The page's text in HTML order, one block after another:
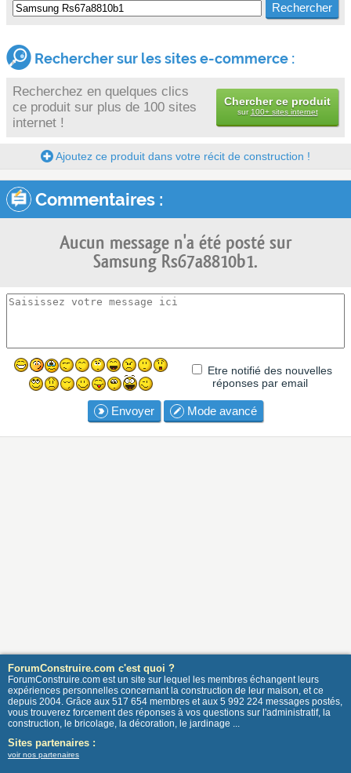
Rechercher sur les sites e-commerce :
Recherchez en quelques clics
ce produit sur plus de 100 sites
internet !
Chercher ce produit
sur100+ sites internet
Ajoutez ce produit dans votre récit de construction !
Commentaires :
Aucun message n'a été posté sur
Samsung Rs67a8810b1.
Etre notifié des nouvelles
réponses par email
Envoyer Mode avancé
ForumConstruire.com c'est quoi ?
ForumConstruire.com est un site sur lequel les membres échangent leurs
expériences personnelles concernant la construction de leur maison, et ce
depuis 2004. Grâce aux 517 654 membres et aux 5 992 224 messages postés,
vous trouverez forcement des réponses à vos questions sur l'administratif, la
construction, le bricolage, la décoration, le jardinage ...
Sites partenaires :
voir nos partenaires